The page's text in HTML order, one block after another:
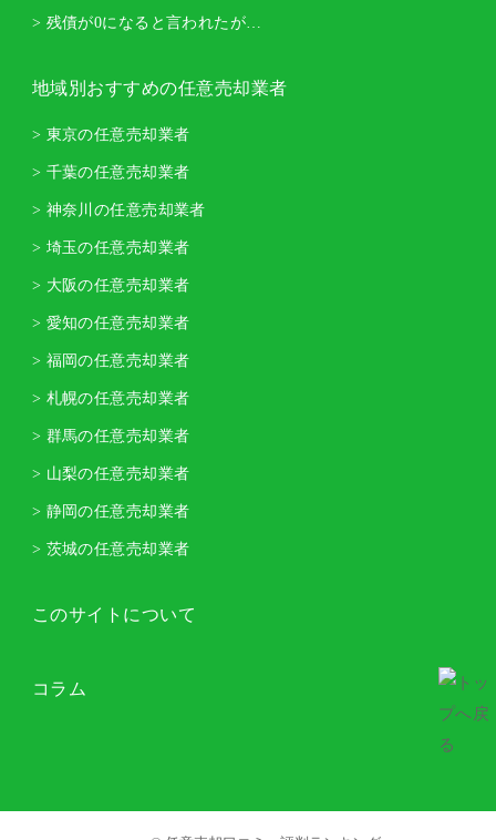
> 残債が0になると言われたが…
地域別おすすめの任意売却業者
> 東京の任意売却業者
> 千葉の任意売却業者
> 神奈川の任意売却業者
> 埼玉の任意売却業者
> 大阪の任意売却業者
> 愛知の任意売却業者
> 福岡の任意売却業者
> 札幌の任意売却業者
> 群馬の任意売却業者
> 山梨の任意売却業者
> 静岡の任意売却業者
> 茨城の任意売却業者
このサイトについて
コラム